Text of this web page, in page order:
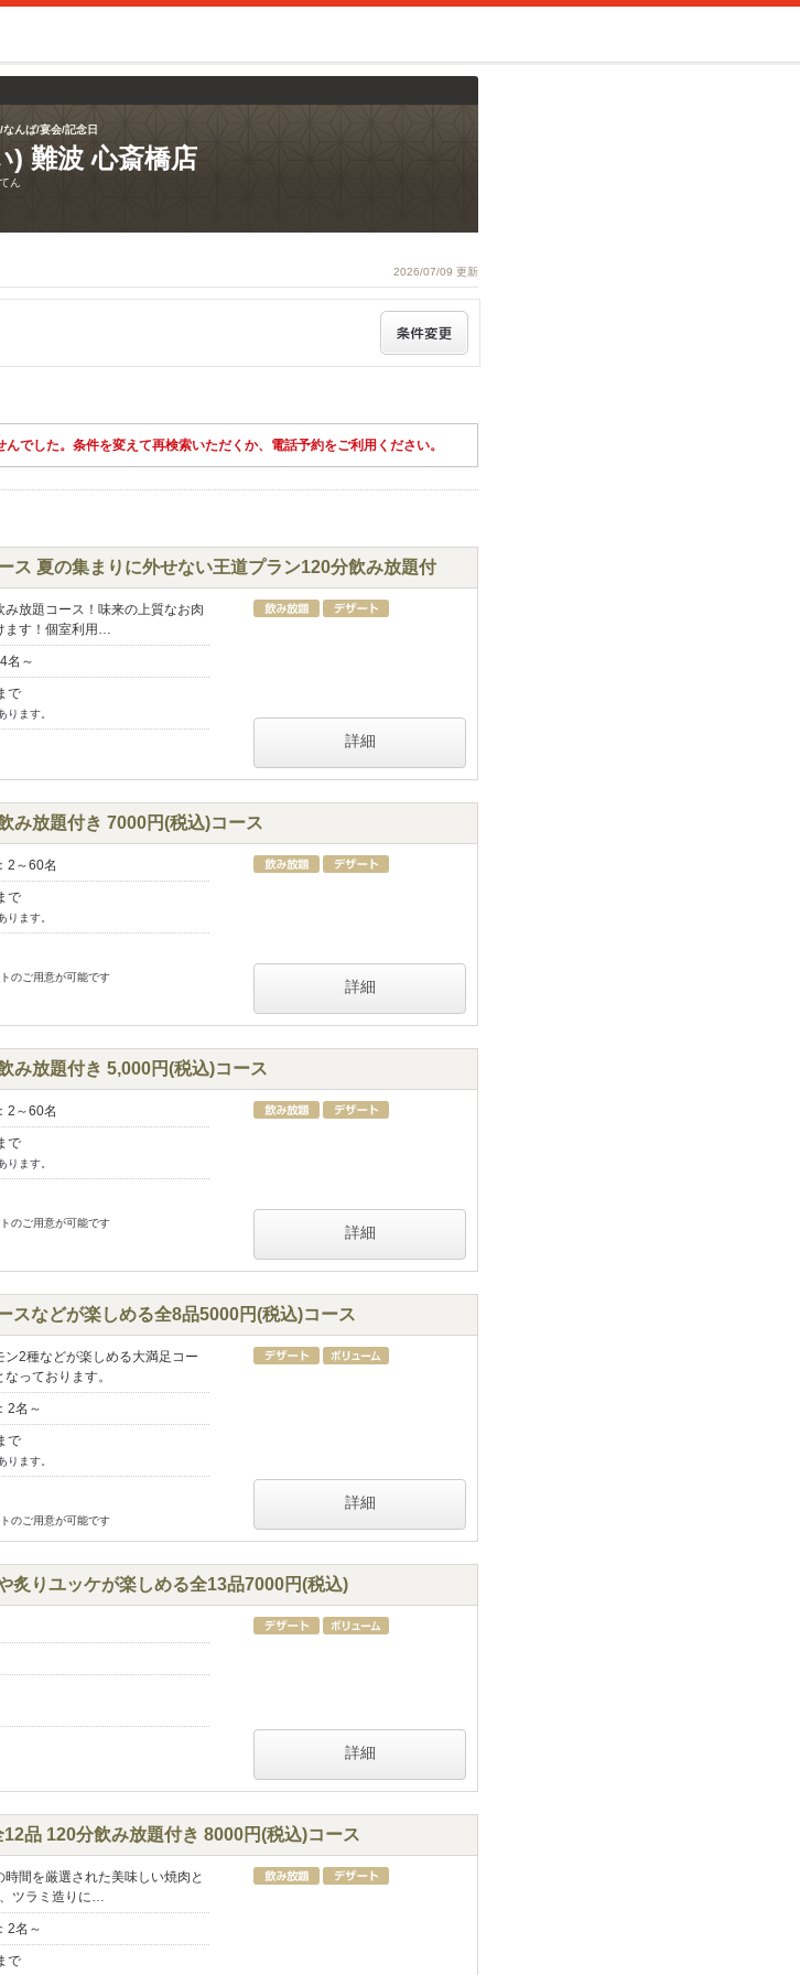
んば/宴会/記念日
) 難波 心斎橋店
ん
2026/07/09 更新
でした。条件を変えて再検索いただくか、電話予約をご利用ください。
ス 夏の集まりに外せない王道プラン120分飲み放題付
放題コース！味来の上質なお肉
ます！個室利用…
名～
で
ます。
詳細
み放題付き 7000円(税込)コース
2～60名
で
ます。
のご用意が可能です
詳細
み放題付き 5,000円(税込)コース
2～60名
で
ます。
のご用意が可能です
詳細
スなどが楽しめる全8品5000円(税込)コース
ン2種などが楽しめる大満足コー
っております。
2名～
で
ます。
のご用意が可能です
詳細
炙りユッケが楽しめる全13品7000円(税込)
詳細
品 120分飲み放題付き 8000円(税込)コース
間を厳選された美味しい焼肉と
ツラミ造りに…
2名～
で